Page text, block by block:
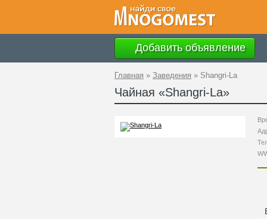
Добавить объявление
Главная » Заведения » Shangri-La
Чайная «Shangri-La»